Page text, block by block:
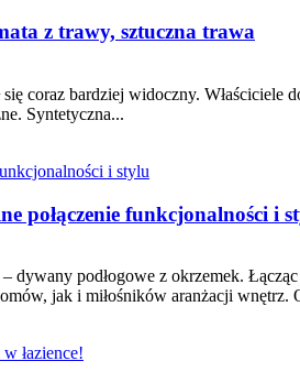
z trawy, sztuczna trawa
coraz bardziej widoczny. Właściciele
Syntetyczna...
połączenie funkcjonalności i
dywany podłogowe z okrzemek.
jak i miłośników aranżacji